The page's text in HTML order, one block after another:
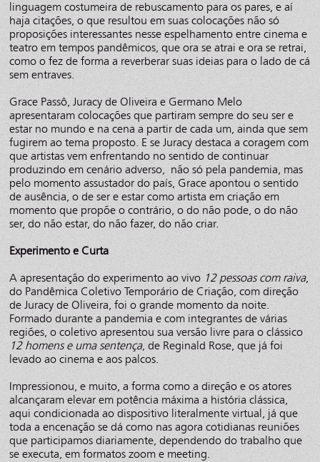
linguagem costumeira de rebuscamento para os pares, e aí
haja citações, o que resultou em suas colocações não só
proposições interessantes nesse espelhamento entre cinema e
teatro em tempos pandêmicos, que ora se atrai e ora se retrai,
como o fez de forma a reverberar suas ideias para o lado de cá
sem entraves.
Grace Passô, Juracy de Oliveira e Germano Melo
apresentaram colocações que partiram sempre do seu ser e
estar no mundo e na cena a partir de cada um, ainda que sem
fugirem ao tema proposto. E se Juracy destaca a coragem com
que artistas vem enfrentando no sentido de continuar
produzindo em cenário adverso, não só pela pandemia, mas
pelo momento assustador do país, Grace apontou o sentido
de ausência, o de ser e estar como artista em criação em
momento que propõe o contrário, o do não pode, o do não
ser, do não estar, do não fazer, do não criar.
Experimento e Curta
A apresentação do experimento ao vivo 12 pessoas com raiva,
do Pandêmica Coletivo Temporário de Criação, com direção
de Juracy de Oliveira, foi o grande momento da noite.
Formado durante a pandemia e com integrantes de várias
regiões, o coletivo apresentou sua versão livre para o clássico
12 homens e uma sentença, de Reginald Rose, que já foi
levado ao cinema e aos palcos.
Impressionou, e muito, a forma como a direção e os atores
alcançaram elevar em potência máxima a história clássica,
aqui condicionada ao dispositivo literalmente virtual, já que
toda a encenação se dá como nas agora cotidianas reuniões
que participamos diariamente, dependendo do trabalho que
se executa, em formatos zoom e meeting.